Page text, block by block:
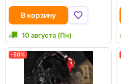
В корзину
10 августа (Пн)
-50%